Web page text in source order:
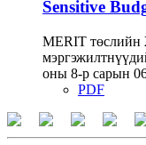
Sensitive
MERIT төслийн
оны 8-р сарын
PDF